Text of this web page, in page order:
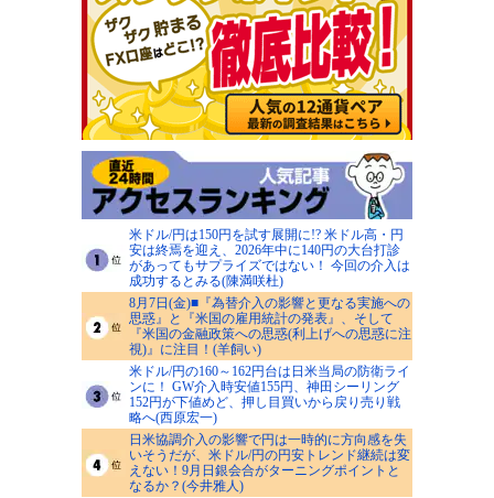
米ドル/円は150円を試す展開に!? 米ドル高・円
安は終焉を迎え、2026年中に140円の大台打診
があってもサプライズではない！ 今回の介入は
成功するとみる(陳満咲杜)
8月7日(金)■『為替介入の影響と更なる実施への
思惑』と『米国の雇用統計の発表』、そして
『米国の金融政策への思惑(利上げへの思惑に注
視)』に注目！(羊飼い)
米ドル/円の160～162円台は日米当局の防衛ライ
ンに！ GW介入時安値155円、神田シーリング
152円が下値めど、押し目買いから戻り売り戦
略へ(西原宏一)
日米協調介入の影響で円は一時的に方向感を失
いそうだが、米ドル/円の円安トレンド継続は変
えない！9月日銀会合がターニングポイントと
なるか？(今井雅人)